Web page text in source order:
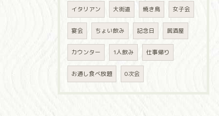
イタリアン 大街道 焼き鳥 女子会
宴会 ちょい飲み 記念日 居酒屋
カウンター 1人飲み 仕事帰り
お通し食べ放題 0次会